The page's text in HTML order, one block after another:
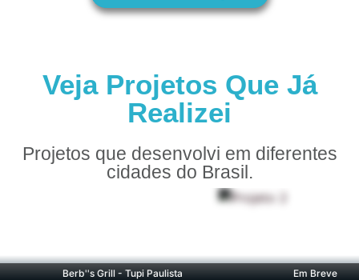
Veja Projetos Que Já
Realizei
Projetos que desenvolvi em diferentes
cidades do Brasil.
Berb''s Grill - Tupi Paulista Em Breve